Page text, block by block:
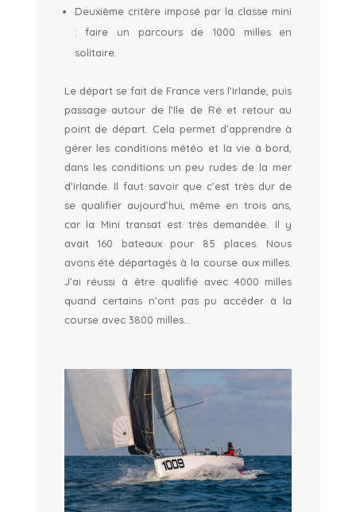
Deuxième critère imposé par la classe mini
: faire un parcours de 1000 milles en
solitaire.
Le départ se fait de France vers l’Irlande, puis
passage autour de l’Ile de Ré et retour au
point de départ. Cela permet d’apprendre à
gérer les conditions météo et la vie à bord,
dans les conditions un peu rudes de la mer
d’Irlande. Il faut savoir que c’est très dur de
se qualifier aujourd’hui, même en trois ans,
car la Mini transat est très demandée. Il y
avait 160 bateaux pour 85 places. Nous
avons été départagés à la course aux milles.
J’ai réussi à être qualifié avec 4000 milles
quand certains n’ont pas pu accéder à la
course avec 3800 milles…